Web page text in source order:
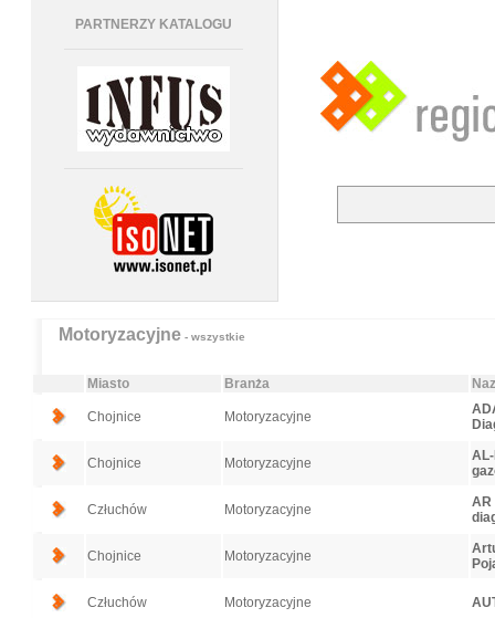
PARTNERZY KATALOGU
Motoryzacyjne- wszystkie
Miasto Branża
Chojnice Motoryzacyjne
Chojnice Motoryzacyjne
Człuchów Motoryzacyjne
AR
Chojnice Motoryzacyjne
Człuchów Motoryzacyjne